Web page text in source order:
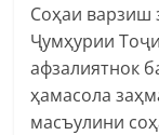
Соҳаи варзиш
Ҷумҳурии
афзалиятнок
ҳамасола
масъулини